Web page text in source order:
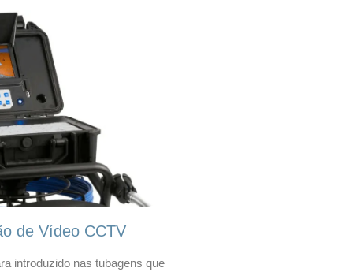
de Vídeo CCTV
introduzido nas tubagens que